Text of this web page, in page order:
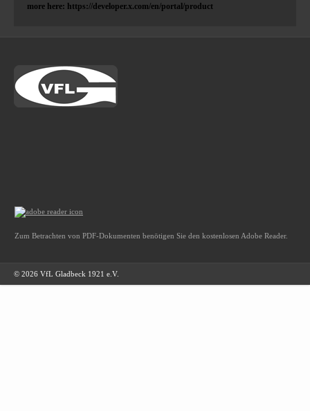
more here: https://developer.x.com/en/portal/product
Zum Betrachten von PDF-Dokumenten benötigen Sie den kostenlosen Adobe Reader.
© 2026 VfL Gladbeck 1921 e.V.